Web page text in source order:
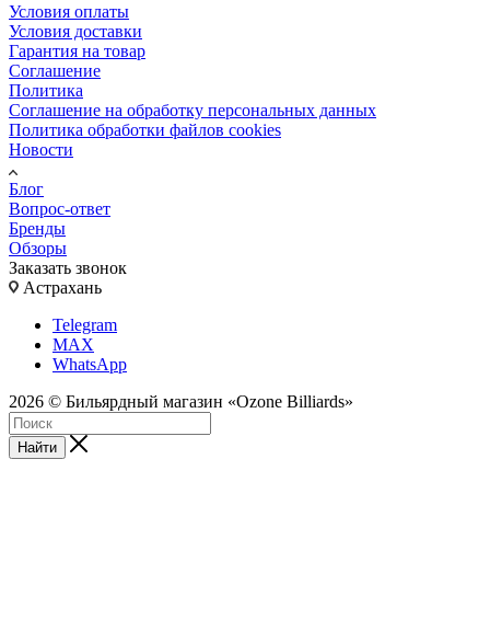
Условия оплаты
Условия доставки
Гарантия на товар
Соглашение
Политика
Соглашение на обработку персональных данных
Политика обработки файлов cookies
Новости
Блог
Вопрос-ответ
Бренды
Обзоры
Заказать звонок
Астрахань
Telegram
MAX
WhatsApp
2026 © Бильярдный магазин «Ozone Billiards»
Найти